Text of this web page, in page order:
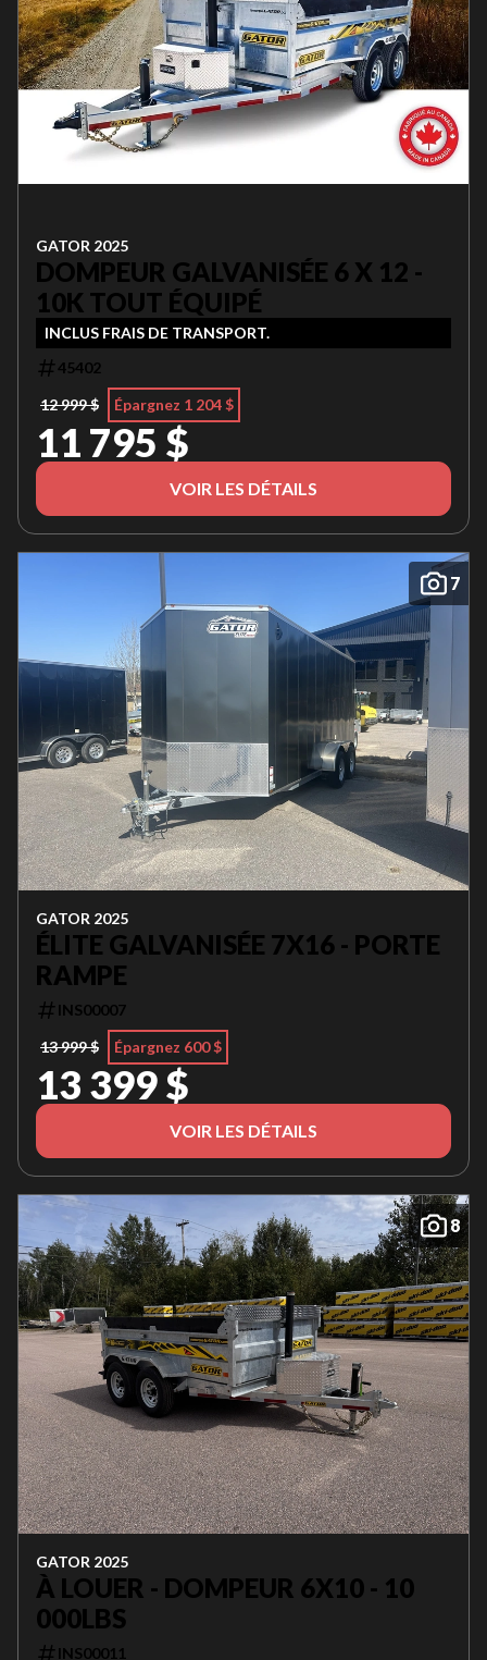
GATOR 2025
DOMPEUR GALVANISÉE 6 X 12 -
10K TOUT ÉQUIPÉ
INCLUS FRAIS DE TRANSPORT.
45402
12 999 $
Épargnez 1 204 $
11 795 $
VOIR LES DÉTAILS
7
GATOR 2025
ÉLITE GALVANISÉE 7X16 - PORTE
RAMPE
INS00007
13 999 $
Épargnez 600 $
13 399 $
VOIR LES DÉTAILS
8
GATOR 2025
À LOUER - DOMPEUR 6X10 - 10
000LBS
INS00011